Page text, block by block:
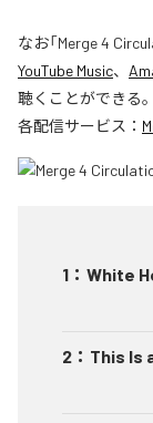
なお「Merge 4
YouTube Music、
聴くことができる。
各配信サービス：
1 ： White
2 ： This Is